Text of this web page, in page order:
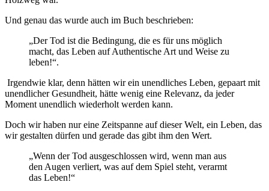
Und genau das wurde auch im Buch beschrieben:
„Der Tod ist die Bedingung, die es für uns möglich
macht, das Leben auf Authentische Art und Weise zu
leben!“.
Irgendwie klar, denn hätten wir ein unendliches Leben, gepaart mit
unendlicher Gesundheit, hätte wenig eine Relevanz, da jeder
Moment unendlich wiederholt werden kann.
Doch wir haben nur eine Zeitspanne auf dieser Welt, ein Leben, das
wir gestalten dürfen und gerade das gibt ihm den Wert.
„Wenn der Tod ausgeschlossen wird, wenn man aus
den Augen verliert, was auf dem Spiel steht, verarmt
das Leben!“